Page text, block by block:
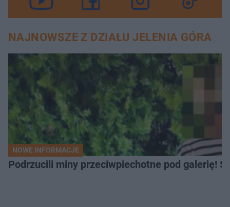
NAJNOWSZE Z DZIAŁU JELENIA GÓRA
NOWE INFORMACJE
Podrzucili miny przeciwpiechotne pod galerię!